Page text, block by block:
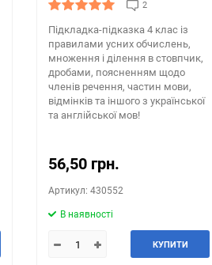
2
Підкладка-підказка 4 клас із
правилами усних обчислень,
множення і ділення в стовпчик,
дробами, поясненням щодо
членів речення, частин мови,
відмінків та іншого з української
та англійської мов!
56,50 грн.
Артикул: 430552
В наявності
КУПИТИ